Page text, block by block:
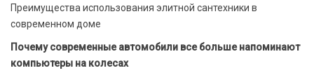
Преимущества использования элитной сантехники в
современном доме
Почему современные автомобили все больше напоминают
компьютеры на колесах